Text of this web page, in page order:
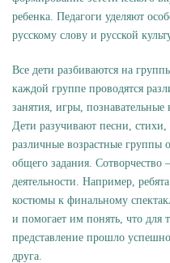
ребенка. Педагоги уделяют
русскому слову и русской
Все дети разбиваются на
каждой группе проводятся
занятия, игры,
Дети разучивают песни,
различные возрастные группы
общего задания. Сотворчество
деятельности. Например,
костюмы к финальному
и помогает им понять, что для
представление прошло
друга.